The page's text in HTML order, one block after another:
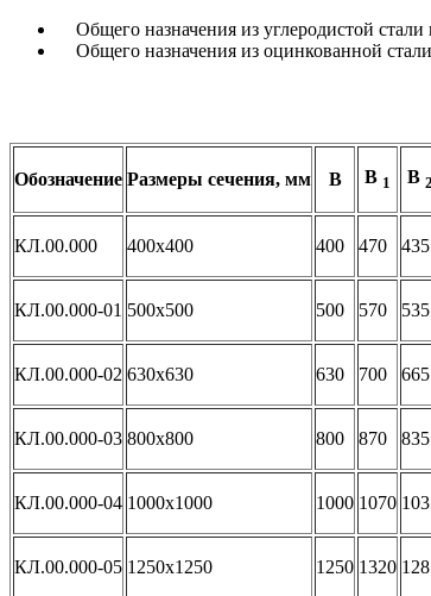
Общего назначения из углеродистой
Общего назначения из оцинкованной стали
Обозначение Размеры сечения, мм В В 1 В 2
КЛ.00.000 400х400 400 470 435
КЛ.00.000-01 500х500 500 570 535
КЛ.00.000-02 630х630 630 700 665
КЛ.00.000-03 800х800 800 870 835
КЛ.00.000-04 1000х1000 1000 1070
КЛ.00.000-05 1250х1250 1250 1320